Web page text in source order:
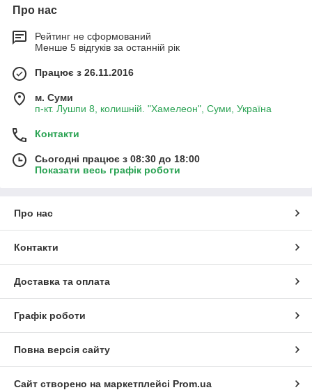
Про нас
Рейтинг не сформований
Менше 5 відгуків за останній рік
Працює з 26.11.2016
м. Суми
п-кт. Лушпи 8, колишній. "Хамелеон", Суми, Україна
Контакти
Сьогодні працює з 08:30 до 18:00
Показати весь графік роботи
Про нас
Контакти
Доставка та оплата
Графік роботи
Повна версія сайту
Сайт створено на маркетплейсі Prom.ua